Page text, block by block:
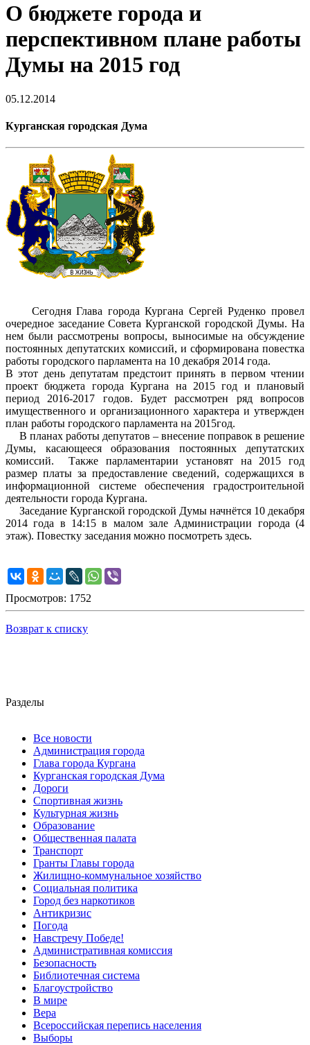
О бюджете города и
перспективном плане работы
Думы на 2015 год
05.12.2014
Курганская городская Дума
Сегодня Глава города Кургана Сергей Руденко провел
очередное заседание Совета Курганской городской Думы. На
нем были рассмотрены вопросы, выносимые на обсуждение
постоянных депутатских комиссий, и сформирована повестка
работы городского парламента на 10 декабря 2014 года.
В этот день депутатам предстоит принять в первом чтении
проект бюджета города Кургана на 2015 год и плановый
период 2016-2017 годов. Будет рассмотрен ряд вопросов
имущественного и организационного характера и утвержден
план работы городского парламента на 2015год.
В планах работы депутатов – внесение поправок в решение
Думы, касающееся образования постоянных депутатских
комиссий. Также парламентарии установят на 2015 год
размер платы за предоставление сведений, содержащихся в
информационной системе обеспечения градостроительной
деятельности города Кургана.
Заседание Курганской городской Думы начнётся 10 декабря
2014 года в 14:15 в малом зале Администрации города (4
этаж). Повестку заседания можно посмотреть здесь.
Просмотров: 1752
Возврат к списку
Разделы
Все новости
Администрация города
Глава города Кургана
Курганская городская Дума
Дороги
Спортивная жизнь
Культурная жизнь
Образование
Общественная палата
Транспорт
Гранты Главы города
Жилищно-коммунальное хозяйство
Социальная политика
Город без наркотиков
Антикризис
Погода
Навстречу Победе!
Административная комиссия
Безопасность
Библиотечная система
Благоустройство
В мире
Вера
Всероссийская перепись населения
Выборы